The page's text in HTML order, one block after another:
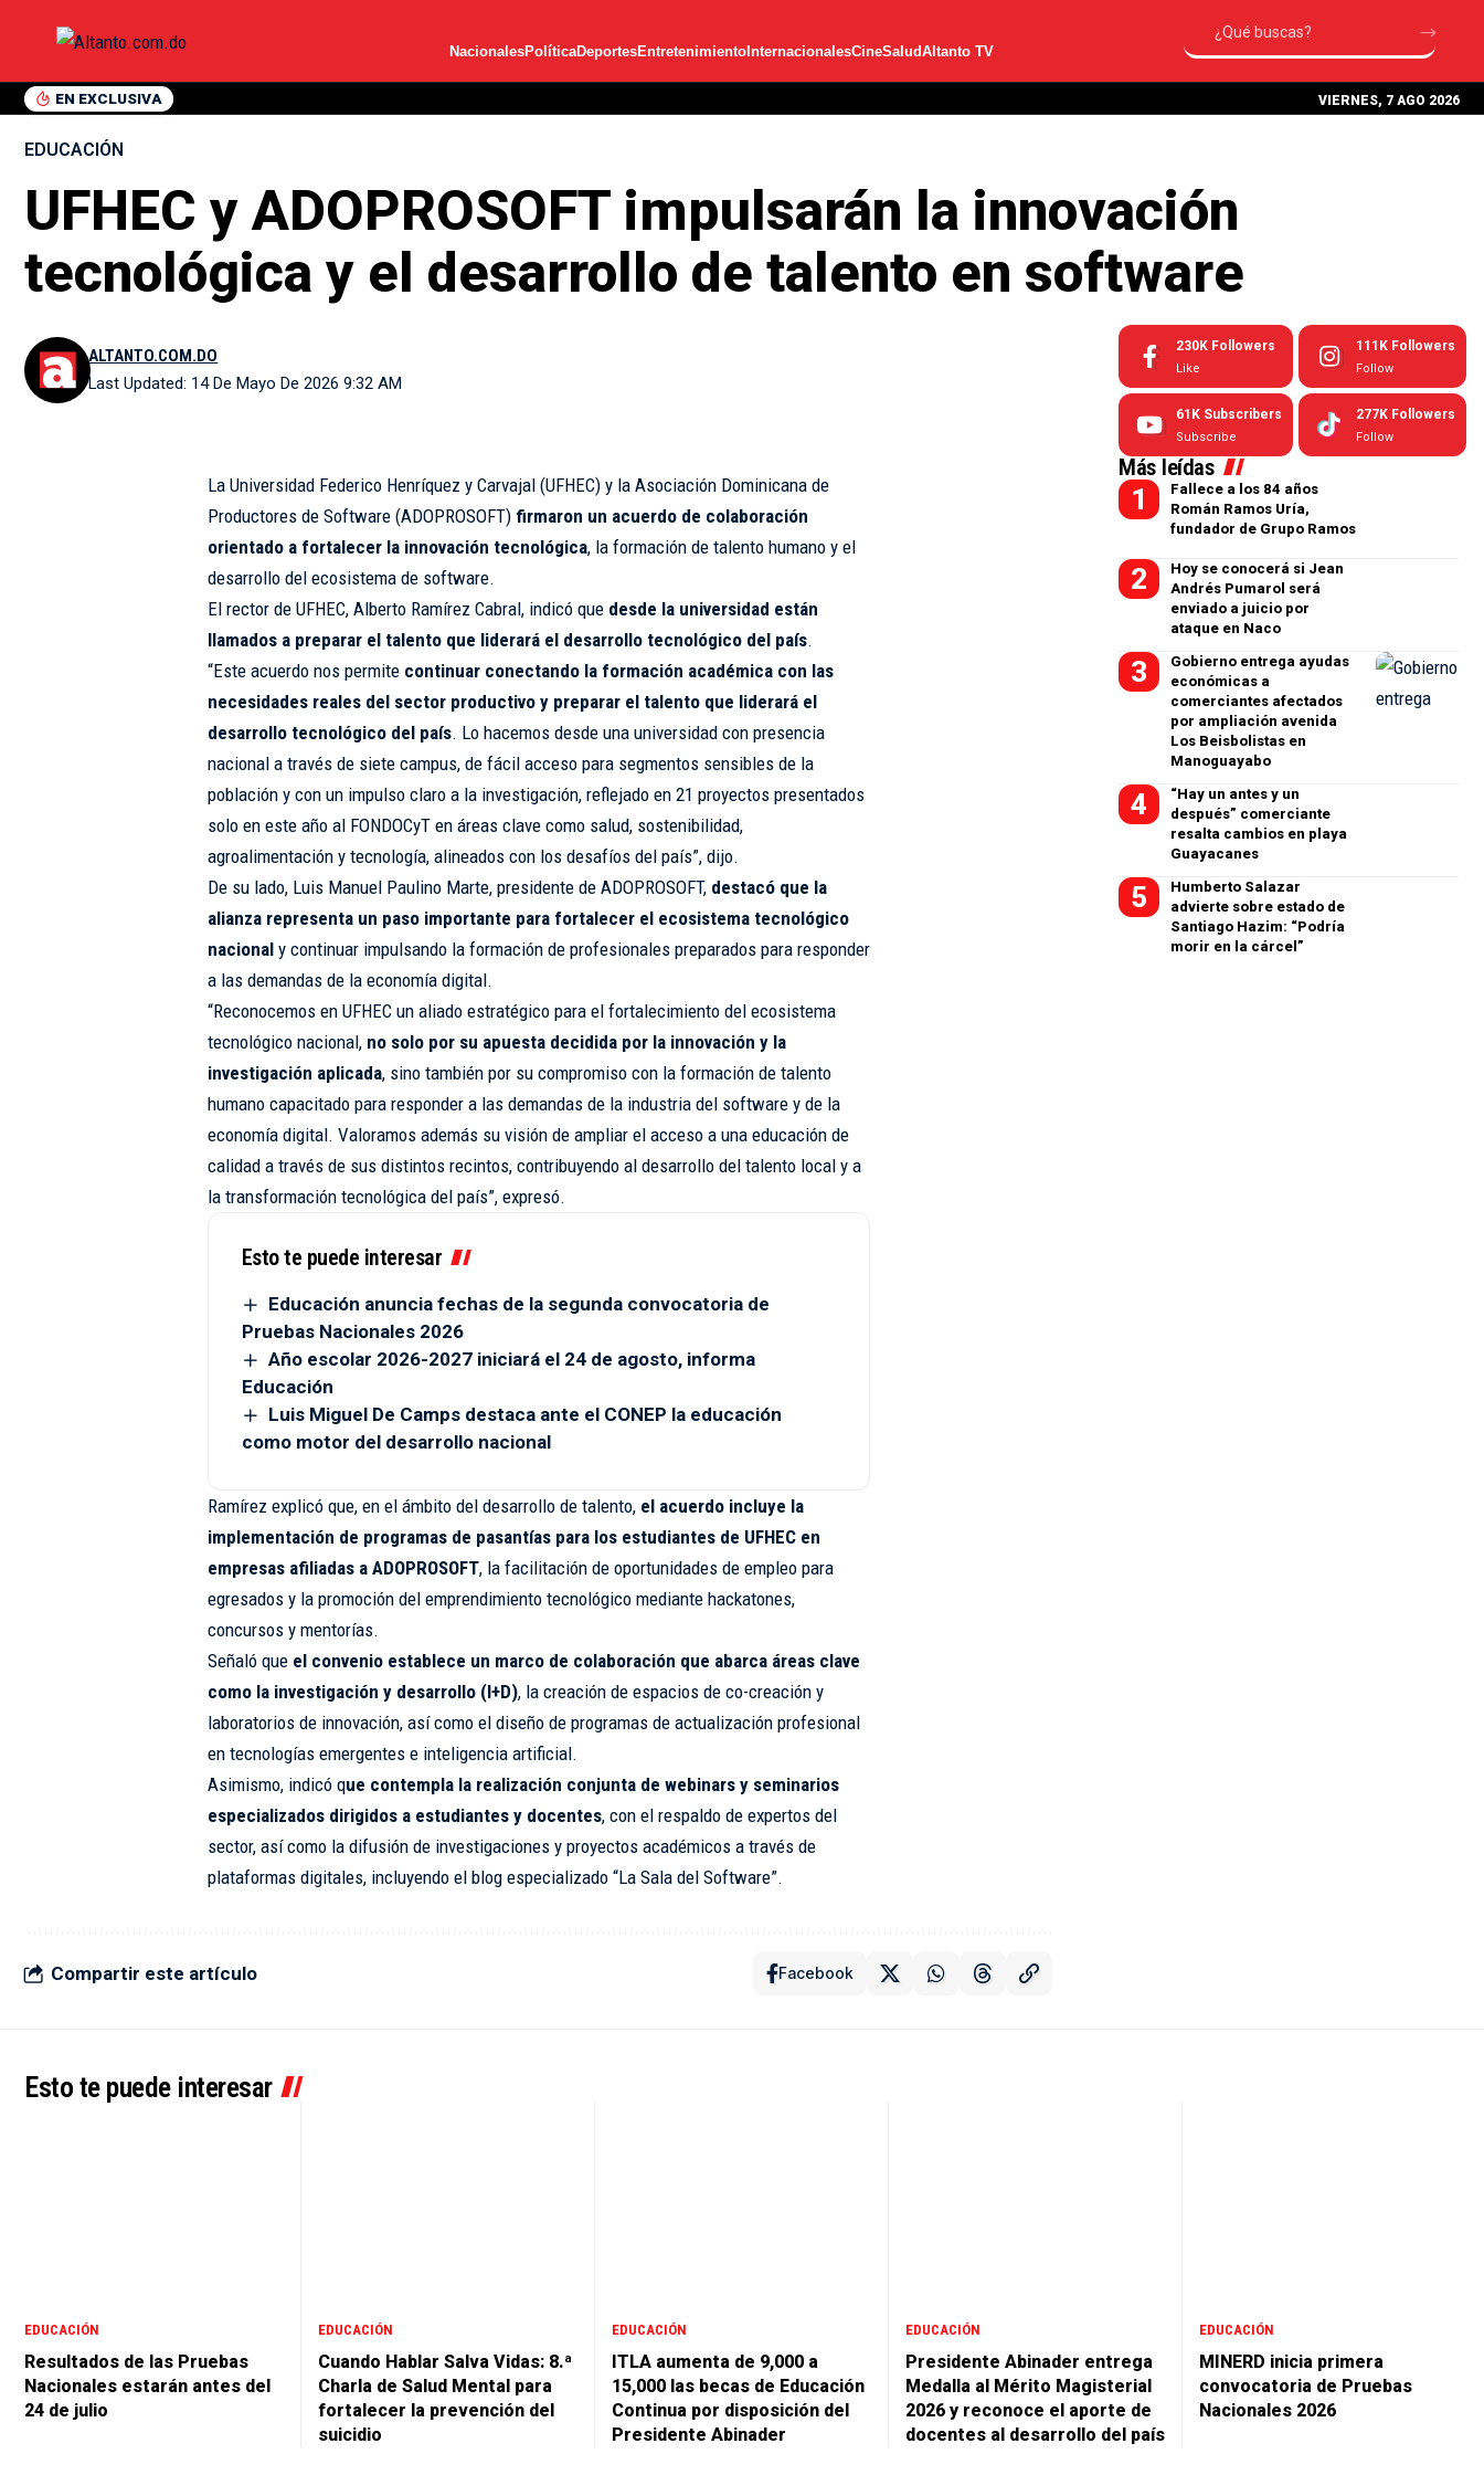
NacionalesPolíticaDeportesEntretenimiento InternacionalesCineSaludAltanto TV
EN EXCLUSIVA VIERNES, 7 AGO 2026
EDUCACIÓN
UFHEC y ADOPROSOFT impulsarán la innovación
tecnológica y el desarrollo de talento en software
Last Updated: 14 De Mayo De 2026 9:32 AM
ALTANTO.COM.DO
La Universidad Federico Henríquez y Carvajal (UFHEC) y la Asociación Dominicana de
Productores de Software (ADOPROSOFT) firmaron un acuerdo de colaboración
orientado a fortalecer la innovación tecnológica, la formación de talento humano y el
desarrollo del ecosistema de software.
El rector de UFHEC, Alberto Ramírez Cabral, indicó que desde la universidad están
llamados a preparar el talento que liderará el desarrollo tecnológico del país.
“Este acuerdo nos permitecontinuar conectando la formación académica con las
necesidades reales del sector productivo y preparar el talento que liderará el
desarrollo tecnológico del país. Lo hacemos desde una universidad con presencia
nacional a través de siete campus, de fácil acceso para segmentos sensibles de la
población y con un impulso claro a la investigación, reflejado en 21 proyectos presentados
solo en este año al FONDOCyT en áreas clave como salud, sostenibilidad,
agroalimentación y tecnología, alineados con los desafíos del país”, dijo.
De su lado, Luis Manuel Paulino Marte, presidente de ADOPROSOFT, destacó que la
alianza representa un paso importante para fortalecer el ecosistema tecnológico
nacional y continuar impulsando la formación de profesionales preparados para responder
a las demandas de la economía digital.
“Reconocemos en UFHEC un aliado estratégico para el fortalecimiento del ecosistema
tecnológico nacional, no solo por su apuesta decidida por la innovación y la
investigación aplicada, sino también por su compromiso con la formación de talento
humano capacitado para responder a las demandas de la industria del software y de la
economía digital. Valoramos además su visión de ampliar el acceso a una educación de
calidad a través de sus distintos recintos, contribuyendo al desarrollo del talento local y a
la transformación tecnológica del país”, expresó.
Esto te puede interesar
Educación anuncia fechas de la segunda convocatoria de
Pruebas Nacionales 2026
Año escolar 2026-2027 iniciará el 24 de agosto, informa
Educación
Luis Miguel De Camps destaca ante el CONEP la educación
como motor del desarrollo nacional
Ramírez explicó que, en el ámbito del desarrollo de talento, el acuerdo incluye la
implementación de programas de pasantías para los estudiantes de UFHEC en
empresas afiliadas a ADOPROSOFT, la facilitación de oportunidades de empleo para
egresados y la promoción del emprendimiento tecnológico mediante hackatones,
concursos y mentorías.
Señaló que el convenio establece un marco de colaboración que abarca áreas clave
como la investigación y desarrollo (I+D), la creación de espacios de co-creación y
laboratorios de innovación, así como el diseño de programas de actualización profesional
en tecnologías emergentes e inteligencia artificial.
Asimismo, indicó que contempla la realización conjunta de webinars y seminarios
especializados dirigidos a estudiantes y docentes, con el respaldo de expertos del
sector, así como la difusión de investigaciones y proyectos académicos a través de
plataformas digitales, incluyendo el blog especializado “La Sala del Software”.
Compartir este artículo Facebook
230K Followers
Like
111K Followers
Follow
61K Subscribers
Subscribe
277K Followers
Follow
Más leídas
Fallece a los 84 años
Román Ramos Uría,
fundador de Grupo Ramos
Hoy se conocerá si Jean
Andrés Pumarol será
enviado a juicio por
ataque en Naco
Gobierno entrega ayudas
económicas a
comerciantes afectados
por ampliación avenida
Los Beisbolistas en
Manoguayabo
“Hay un antes y un
después” comerciante
resalta cambios en playa
Guayacanes
Humberto Salazar
advierte sobre estado de
Santiago Hazim: “Podría
morir en la cárcel”
Esto te puede interesar
EDUCACIÓN
Resultados de las Pruebas
Nacionales estarán antes del
24 de julio
EDUCACIÓN
Cuando Hablar Salva Vidas: 8.ª
Charla de Salud Mental para
fortalecer la prevención del
suicidio
EDUCACIÓN
ITLA aumenta de 9,000 a
15,000 las becas de Educación
Continua por disposición del
Presidente Abinader
EDUCACIÓN
Presidente Abinader entrega
Medalla al Mérito Magisterial
2026 y reconoce el aporte de
docentes al desarrollo del país
EDUCACIÓN
MINERD inicia primera
convocatoria de Pruebas
Nacionales 2026